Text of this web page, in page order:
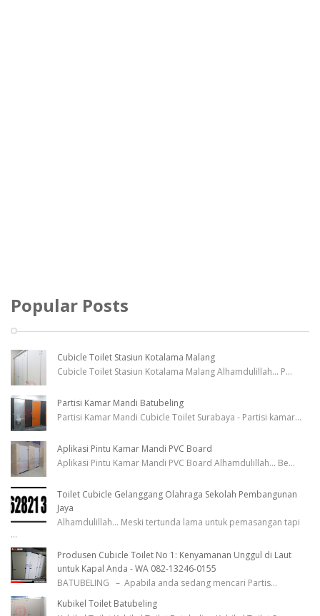
Popular Posts
Cubicle Toilet Stasiun Kotalama Malang
Cubicle Toilet Stasiun Kotalama Malang Alhamdulillah... P...
Partisi Kamar Mandi Batubeling
Partisi Kamar Mandi Cubicle Toilet Surabaya - Partisi kamar...
Aplikasi Pintu Kamar Mandi PVC Board
Aplikasi Pintu Kamar Mandi PVC Board Alhamdulillah... Be...
Toilet Cubicle Gelanggang Olahraga Sekolah Pembangunan
Jaya
Alhamdulillah... Meski tertunda lama untuk pemasangan tapi
...
Produsen Cubicle Toilet No 1: Kenyamanan Unggul di Laut
untuk Kapal Anda - WA 082-13246-0155
BATUBELING – Apabila anda sedang mencari Partis...
Kubikel Toilet Batubeling